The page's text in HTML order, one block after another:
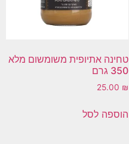
טחינה אתיופית משומשום מלא
350 גרם
25.00 ₪
הוספה לסל